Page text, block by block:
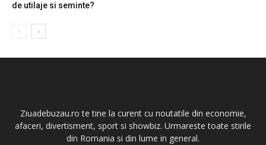
de utilaje si seminte?
Ziuadebuzau.ro te tine la curent cu noutatile din economie,
afaceri, divertisment, sport si showbiz. Urmareste toate stirile
din Romania si din lume in general.